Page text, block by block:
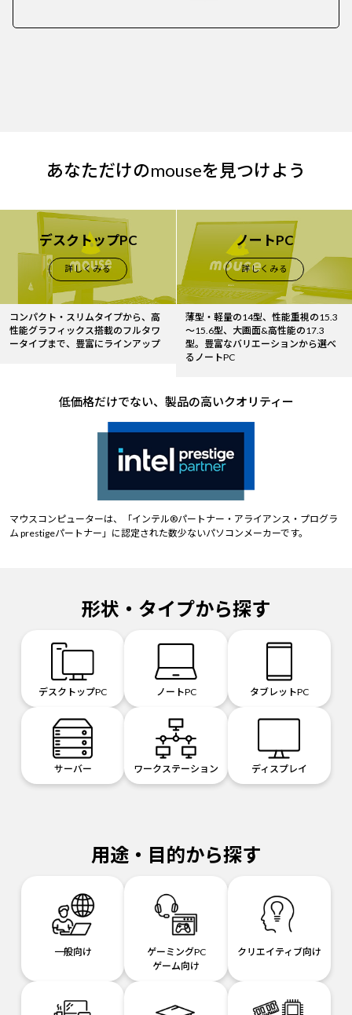
あなただけのmouseを見つけよう
デスクトップPC
詳しくみる
コンパクト・スリムタイプから、高
性能グラフィックス搭載のフルタワ
ータイプまで、豊富にラインアップ
ノートPC
詳しくみる
薄型・軽量の14型、性能重視の15.3
～15.6型、大画面&高性能の17.3
型。豊富なバリエーションから選べ
るノートPC
低価格だけでない、製品の高いクオリティー
マウスコンピューターは、「インテル®パートナー・アライアンス・プログラ
ム prestigeパートナー」に認定された数少ないパソコンメーカーです。
形状・タイプから探す
デスクトップPC ノートPC タブレットPC
サーバー ワークステーション ディスプレイ
用途・目的から探す
一般向け
ゲーミングPC
ゲーム向け
クリエイティブ向け